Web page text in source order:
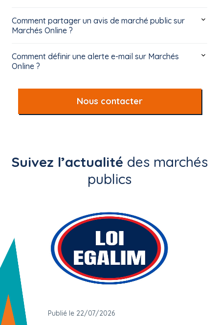
Comment partager un avis de marché public sur
Marchés Online ?
Comment définir une alerte e-mail sur Marchés
Online ?
Nous contacter
Suivez l’actualité des marchés
publics
Publié le 22/07/2026